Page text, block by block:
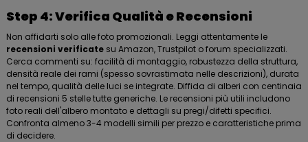
Step 4: Verifica Qualità e Recensioni
Non affidarti solo alle foto promozionali. Leggi attentamente le
recensioni verificate su Amazon, Trustpilot o forum specializzati.
Cerca commenti su: facilità di montaggio, robustezza della struttura,
densità reale dei rami (spesso sovrastimata nelle descrizioni), durata
nel tempo, qualità delle luci se integrate. Diffida di alberi con centinaia
di recensioni 5 stelle tutte generiche. Le recensioni più utili includono
foto reali dell'albero montato e dettagli su pregi/difetti specifici.
Confronta almeno 3-4 modelli simili per prezzo e caratteristiche prima
di decidere.